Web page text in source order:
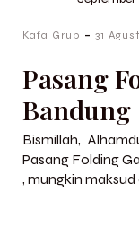
Kafa Grup - 31
Pasang
Bandung
Bismillah,
Pasang Folding
, mungkin